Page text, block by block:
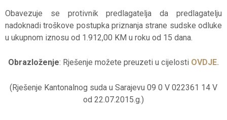
Obavezuje se protivnik predlagatelja da predlagatelju
nadoknadi troškove postupka priznanja strane sudske odluke
u ukupnom iznosu od 1.912,00 KM u roku od 15 dana.
Obrazloženje: Rješenje možete preuzeti u cijelosti OVDJE.
(Rješenje Kantonalnog suda u Sarajevu 09 0 V 022361 14 V
od 22.07.2015.g.)